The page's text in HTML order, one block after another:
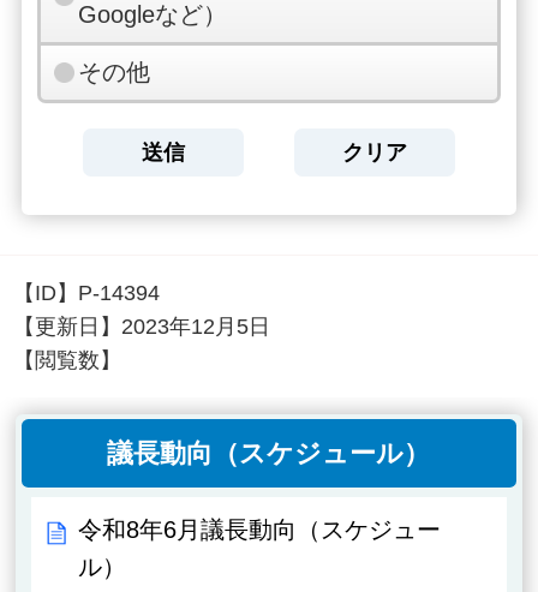
Googleなど）
その他
【ID】 P-14394
【更新日】 2023年12月5日
【閲覧数】
議長動向（スケジュール）
令和8年6月議長動向（スケジュー
ル）